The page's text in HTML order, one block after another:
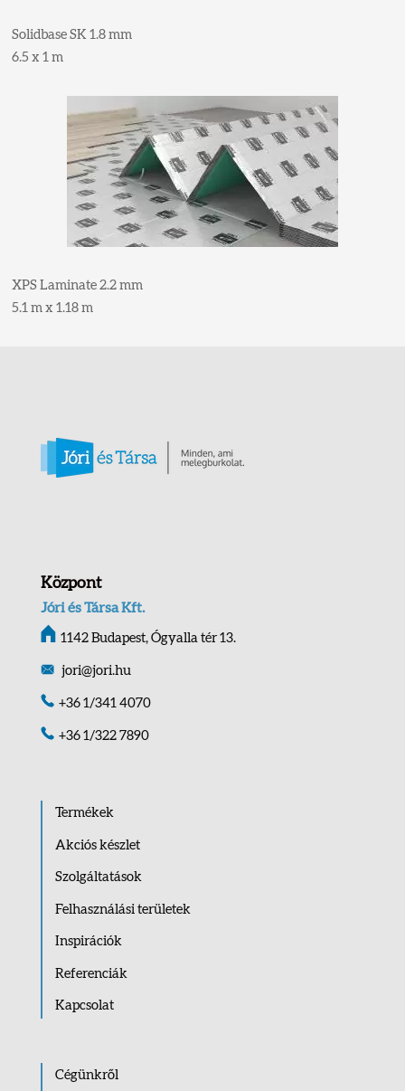
Solidbase SK 1.8 mm
6.5 x 1 m
XPS Laminate 2.2 mm
5.1 m x 1.18 m
Központ
Jóri és Társa Kft.
1142 Budapest, Ógyalla tér 13.
jori@jori.hu
+36 1/341 4070
+36 1/322 7890
Termékek
Akciós készlet
Szolgáltatások
Felhasználási területek
Inspirációk
Referenciák
Kapcsolat
Cégünkről